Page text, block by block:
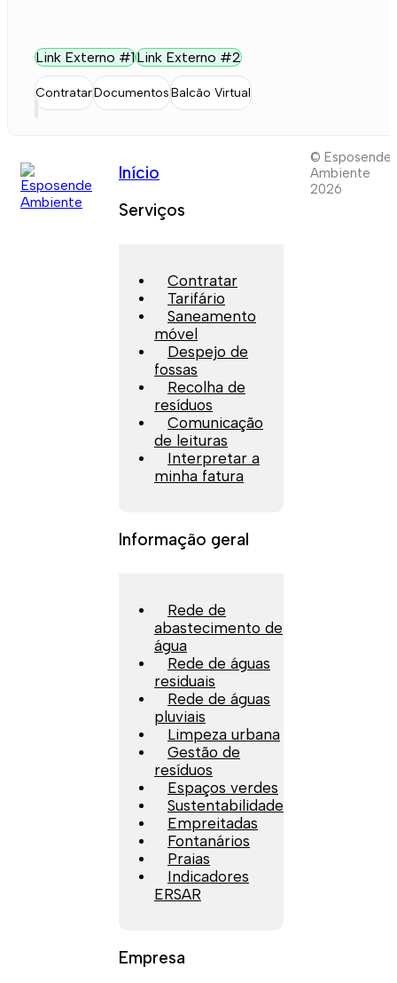
Link Externo #1Link Externo #2
ContratarDocumentosBalcão Virtual
Início
Serviços
Contratar
Tarifário
Saneamento
móvel
Despejo de
fossas
Recolha de
resíduos
Comunicação
de leituras
Interpretar a
minha fatura
Informação geral
Rede de
abastecimento de
água
Rede de águas
residuais
Rede de águas
pluviais
Limpeza urbana
Gestão de
resíduos
Espaços verdes
Sustentabilidade
Empreitadas
Fontanários
Praias
Indicadores
ERSAR
Empresa
© Esposende
Ambiente
2026